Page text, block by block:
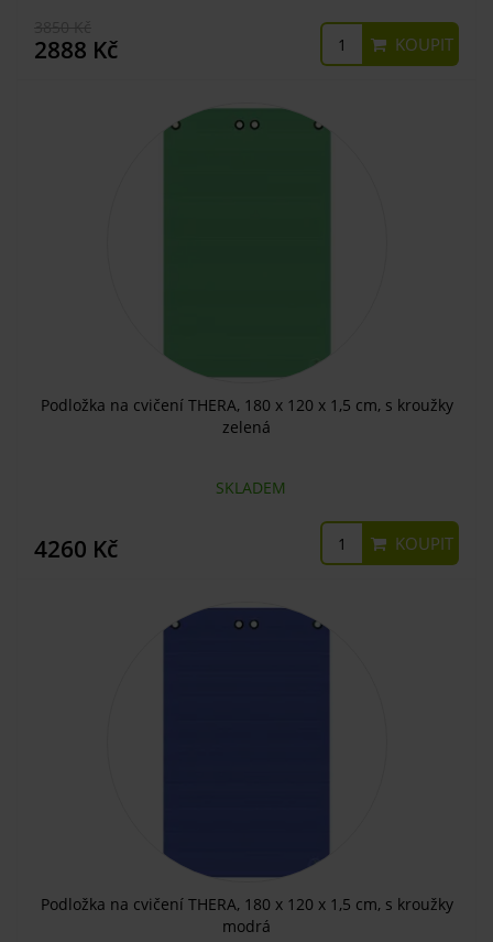
2888 Kč KOUPIT
Podložka na cvičení THERA, 180 x 120 x 1,5 cm, s kroužky
zelená
SKLADEM
4260 Kč KOUPIT
Podložka na cvičení THERA, 180 x 120 x 1,5 cm, s kroužky
modrá